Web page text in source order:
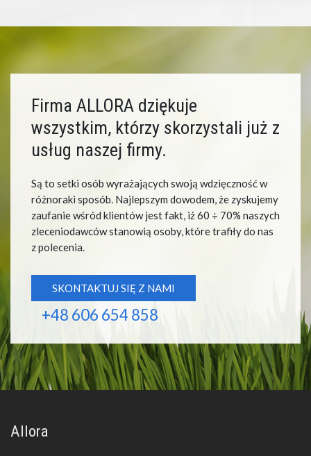
Firma ALLORA dziękuje
wszystkim, którzy skorzystali już z
usług naszej firmy.
Są to setki osób wyrażających swoją wdzięczność w
różnoraki sposób. Najlepszym dowodem, że zyskujemy
zaufanie wśród klientów jest fakt, iż 60 ÷ 70% naszych
zleceniodawców stanowią osoby, które trafiły do nas
z polecenia.
SKONTAKTUJ SIĘ Z NAMI
+48 606 654 858
Allora